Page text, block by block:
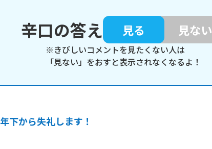
辛口の答え
見る 見ない
※きびしいコメントを見たくない人は
「見ない」をおすと表示されなくなるよ！
年下から失礼します！